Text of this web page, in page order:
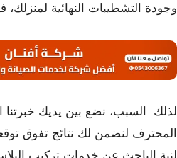
وجودة التشطيبات النهائية لمنزلك،
لذلك السبب، نضع بين يديك خبرتنا
المحترف لنضمن لك نتائج تفوق